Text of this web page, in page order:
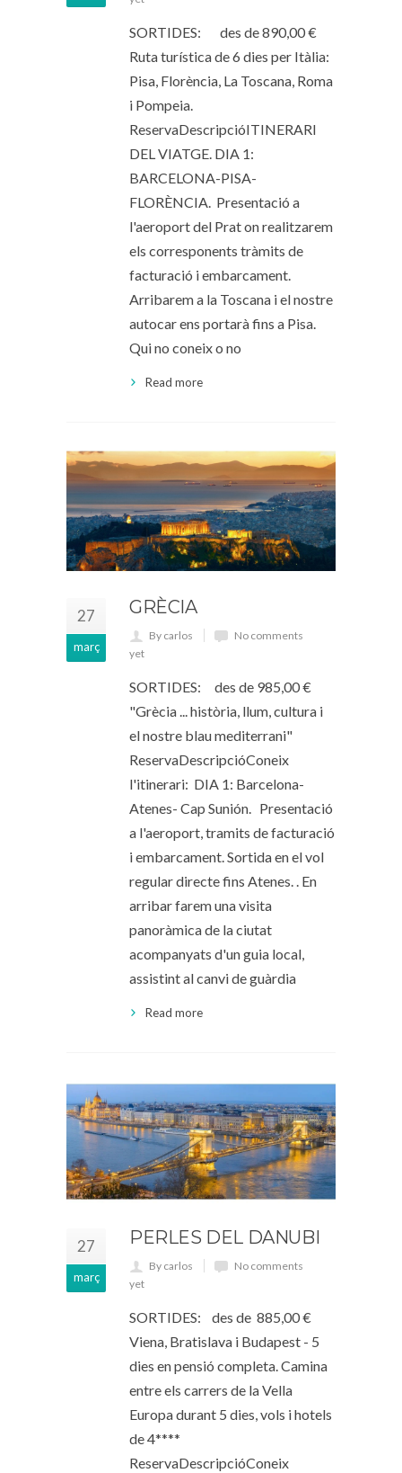
SORTIDES: des de 890,00 €
Ruta turística de 6 dies per Itàlia:
Pisa, Florència, La Toscana, Roma
i Pompeia.
ReservaDescripcióITINERARI
DEL VIATGE. DIA 1:
BARCELONA-PISA-
FLORÈNCIA. Presentació a
l'aeroport del Prat on realitzarem
els corresponents tràmits de
facturació i embarcament.
Arribarem a la Toscana i el nostre
autocar ens portarà fins a Pisa.
Qui no coneix o no
Read more
27
març
GRÈCIA
By carlos
No comments
yet
SORTIDES: des de 985,00 €
"Grècia ... història, llum, cultura i
el nostre blau mediterrani"
ReservaDescripcióConeix
l'itinerari: DIA 1: Barcelona-
Atenes- Cap Sunión. Presentació
a l'aeroport, tramits de facturació
i embarcament. Sortida en el vol
regular directe fins Atenes. . En
arribar farem una visita
panoràmica de la ciutat
acompanyats d'un guia local,
assistint al canvi de guàrdia
Read more
27
març
PERLES DEL DANUBI
By carlos
No comments
yet
SORTIDES: des de 885,00 €
Viena, Bratislava i Budapest - 5
dies en pensió completa. Camina
entre els carrers de la Vella
Europa durant 5 dies, vols i hotels
de 4****
ReservaDescripcióConeix